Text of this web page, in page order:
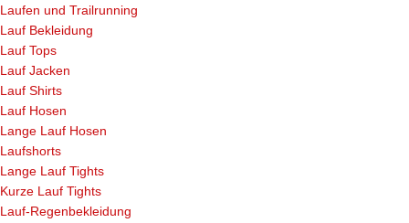
Laufen und Trailrunning
Lauf Bekleidung
Lauf Tops
Lauf Jacken
Lauf Shirts
Lauf Hosen
Lange Lauf Hosen
Laufshorts
Lange Lauf Tights
Kurze Lauf Tights
Lauf-Regenbekleidung